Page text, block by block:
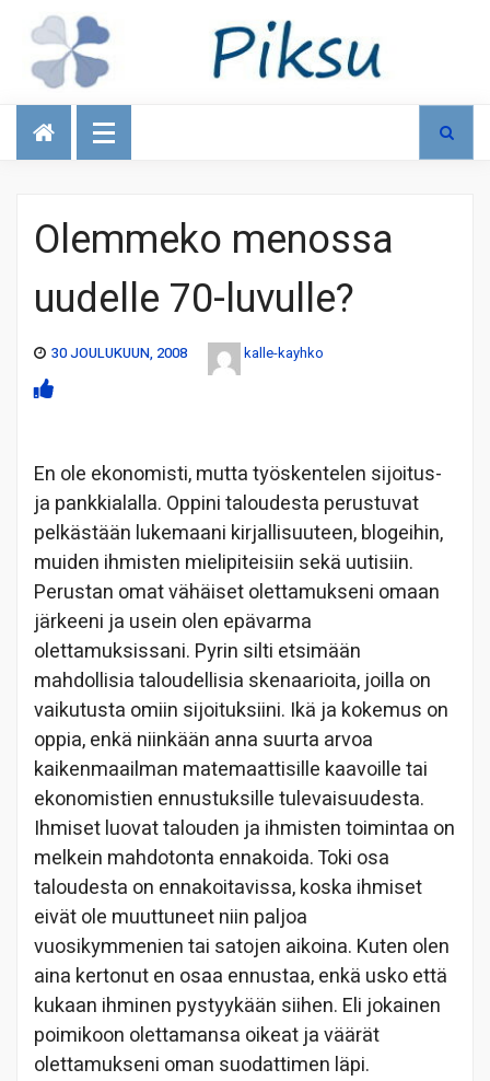
Talous
Olemmeko menossa
uudelle 70-luvulle?
30 JOULUKUUN, 2008 kalle-kayhko
En ole ekonomisti, mutta työskentelen sijoitus-
ja pankkialalla. Oppini taloudesta perustuvat
pelkästään lukemaani kirjallisuuteen, blogeihin,
muiden ihmisten mielipiteisiin sekä uutisiin.
Perustan omat vähäiset olettamukseni omaan
järkeeni ja usein olen epävarma
olettamuksissani. Pyrin silti etsimään
mahdollisia taloudellisia skenaarioita, joilla on
vaikutusta omiin sijoituksiini. Ikä ja kokemus on
oppia, enkä niinkään anna suurta arvoa
kaikenmaailman matemaattisille kaavoille tai
ekonomistien ennustuksille tulevaisuudesta.
Ihmiset luovat talouden ja ihmisten toimintaa on
melkein mahdotonta ennakoida. Toki osa
taloudesta on ennakoitavissa, koska ihmiset
eivät ole muuttuneet niin paljoa
vuosikymmenien tai satojen aikoina. Kuten olen
aina kertonut en osaa ennustaa, enkä usko että
kukaan ihminen pystyykään siihen. Eli jokainen
poimikoon olettamansa oikeat ja väärät
olettamukseni oman suodattimen läpi.